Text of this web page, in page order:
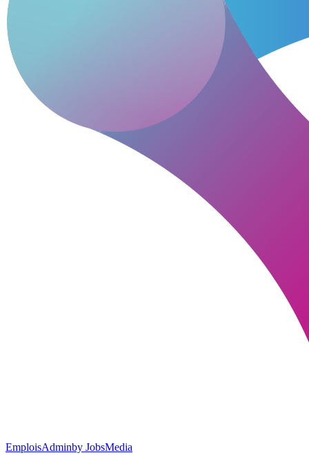
EmploisAdminby JobsMedia